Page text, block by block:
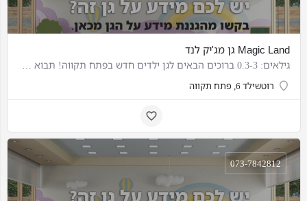
Magic Land גן מג'יק לנד
גילאים: 0.3-3 ברוכים הבאים לגן ילדים חדש בפתח תקווה! תבוא להתרשם! אוירה חמה ביתית!
רוטשילד 6, פתח תקווה
073-7842812